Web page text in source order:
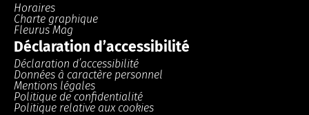
Horaires
Charte graphique
Fleurus Mag
Déclaration d’accessibilité
Déclaration d’accessibilité
Données à caractère personnel
Mentions légales
Politique de confidentialité
Politique relative aux cookies